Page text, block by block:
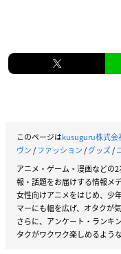
このページはkusuguru株式会
ヴン/ファッション/グッズ/
アニメ・ゲーム・漫画などの
報・話題をお届けする情報メ
女性向けアニメをはじめ、少
マーにも幅を広げ、オタクが
さらに、アンケート・ランキ
タクがワクワク楽しめるよう